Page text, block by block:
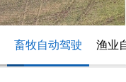
畜牧自动驾驶 渔业